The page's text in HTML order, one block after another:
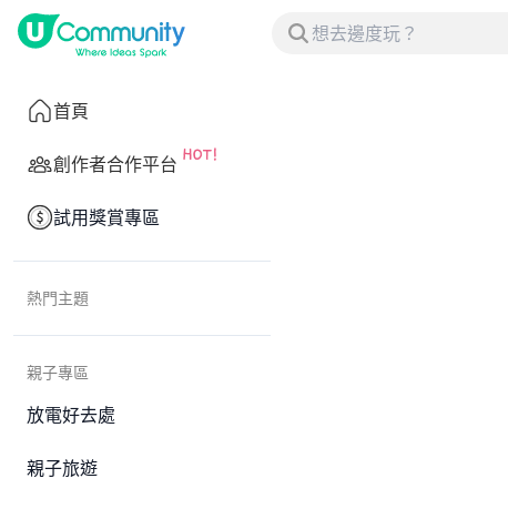
首頁
創作者合作平台
試用獎賞專區
熱門主題
親子專區
放電好去處
親子旅遊